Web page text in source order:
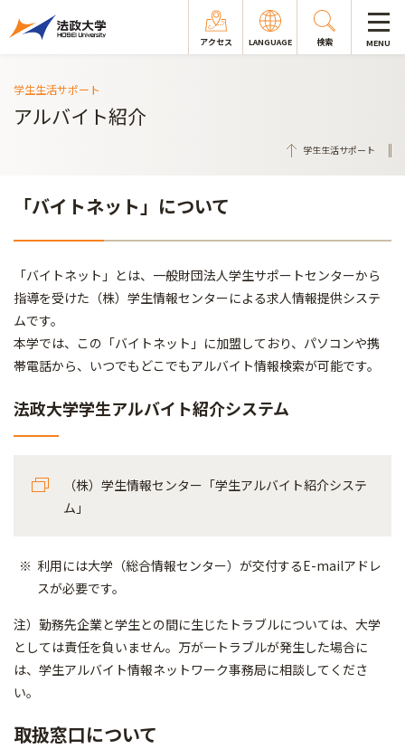
アクセス LANGUAGE 検索 MENU
学生生活サポート
アルバイト紹介
学生生活サポート
「バイトネット」について
「バイトネット」とは、一般財団法人学生サポートセンターから
指導を受けた（株）学生情報センターによる求人情報提供システ
ムです。
本学では、この「バイトネット」に加盟しており、パソコンや携
帯電話から、いつでもどこでもアルバイト情報検索が可能です。
法政大学学生アルバイト紹介システム
（株）学生情報センター「学生アルバイト紹介システ
ム」
利用には大学（総合情報センター）が交付するE-mailアドレ
スが必要です。
注）勤務先企業と学生との間に生じたトラブルについては、大学
としては責任を負いません。万が一トラブルが発生した場合に
は、学生アルバイト情報ネットワーク事務局に相談してくださ
い。
取扱窓口について